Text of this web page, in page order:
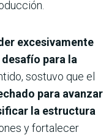
excesivamente
para la
sostuvo que el
para avanzar
la estructura
y fortalecer